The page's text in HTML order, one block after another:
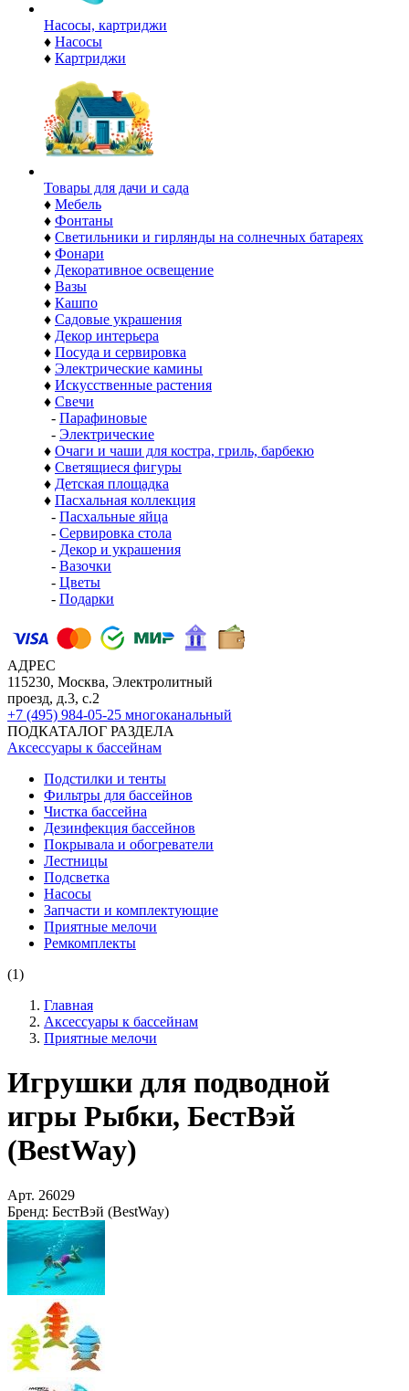
Насосы, картриджи
♦ Насосы
♦ Картриджи
Товары для дачи и сада
♦ Мебель
♦ Фонтаны
♦ Светильники и гирлянды на солнечных батареях
♦ Фонари
♦ Декоративное освещение
♦ Вазы
♦ Кашпо
♦ Садовые украшения
♦ Декор интерьера
♦ Посуда и сервировка
♦ Электрические камины
♦ Искусственные растения
♦ Свечи
- Парафиновые
- Электрические
♦ Очаги и чаши для костра, гриль, барбекю
♦ Светящиеся фигуры
♦ Детская площадка
♦ Пасхальная коллекция
- Пасхальные яйца
- Сервировка стола
- Декор и украшения
- Вазочки
- Цветы
- Подарки
АДРЕС
115230, Москва, Электролитный
проезд, д.3, с.2
+7 (495) 984-05-25 многоканальный
ПОДКАТАЛОГ РАЗДЕЛА
Аксессуары к бассейнам
Подстилки и тенты
Фильтры для бассейнов
Чистка бассейна
Дезинфекция бассейнов
Покрывала и обогреватели
Лестницы
Подсветка
Насосы
Запчасти и комплектующие
Приятные мелочи
Ремкомплекты
(1)
Главная
Аксессуары к бассейнам
Приятные мелочи
Игрушки для подводной
игры Рыбки, БестВэй
(BestWay)
Арт. 26029
Бренд: БестВэй (BestWay)